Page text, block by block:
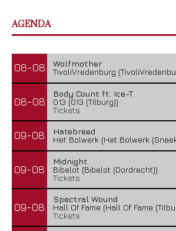
AGENDA
08-08
Wolfmother
TivoliVredenburg
08-08
Body Count ft. Ice-T
013 (013 (Tilburg))
Tickets
09-08
Hatebreed
Het Bolwerk (Het Bolwerk
09-08
Midnight
Bibelot (Bibelot (Dordrecht))
Tickets
09-08
Spectral Wound
Hall Of Fame (Hall Of Fame
Tickets